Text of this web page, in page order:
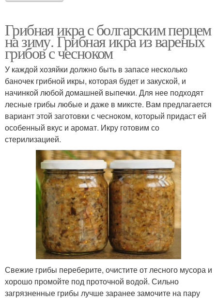
Грибная икра с болгарским перцем
на зиму. Грибная икра из вареных
грибов с чесноком
У каждой хозяйки должно быть в запасе несколько
баночек грибной икры, которая будет и закуской, и
начинкой любой домашней выпечки. Для нее подходят
лесные грибы любые и даже в миксте. Вам предлагается
вариант этой заготовки с чесноком, который придаст ей
особенный вкус и аромат. Икру готовим со
стерилизацией.
Свежие грибы переберите, очистите от лесного мусора и
хорошо промойте под проточной водой. Сильно
загрязненные грибы лучше заранее замочите на пару